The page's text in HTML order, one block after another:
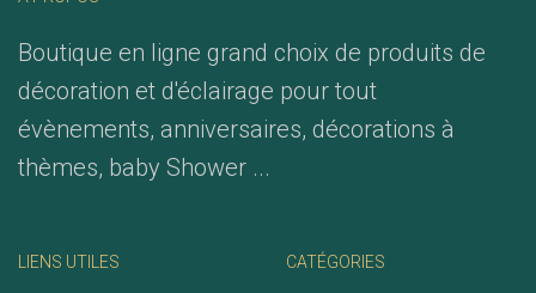
Boutique en ligne grand choix de produits de
décoration et d'éclairage pour tout
évènements, anniversaires, décorations à
thèmes, baby Shower ...
LIENS UTILES CATÉGORIES